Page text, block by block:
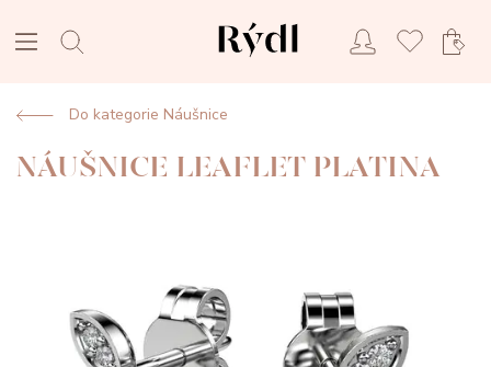
Do kategorie Náušnice
NÁUŠNICE LEAFLET PLATINA